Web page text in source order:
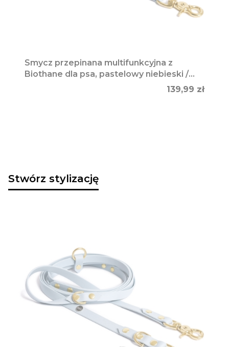
Smycz przepinana multifunkcyjna z
Biothane dla psa, pastelowy niebieski /
Cena
139,99 zł
Stwórz stylizację